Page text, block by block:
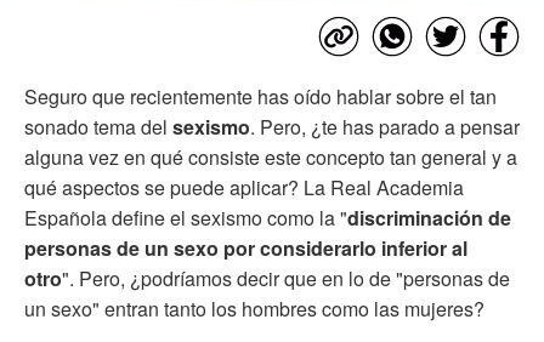
Seguro que recientemente has oído hablar sobre el tan
sonado tema del sexismo. Pero, ¿te has parado a pensar
alguna vez en qué consiste este concepto tan general y a
qué aspectos se puede aplicar? La Real Academia
Española define el sexismo como la "discriminación de
personas de un sexo por considerarlo inferior al
otro". Pero, ¿podríamos decir que en lo de "personas de
un sexo" entran tanto los hombres como las mujeres?